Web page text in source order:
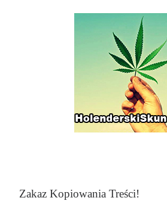
Zakaz Kopiowania Treści!